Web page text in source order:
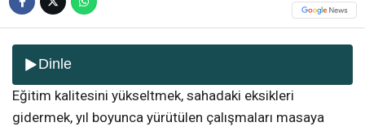
Dinle
Eğitim kalitesini yükseltmek, sahadaki eksikleri
gidermek, yıl boyunca yürütülen çalışmaları masaya